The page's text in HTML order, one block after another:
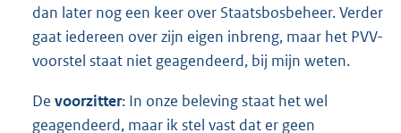
dan later nog een keer over Staatsbosbeheer. Verder
gaat iedereen over zijn eigen inbreng, maar het PVV-
voorstel staat niet geagendeerd, bij mijn weten.
De voorzitter: In onze beleving staat het wel
geagendeerd, maar ik stel vast dat er geen